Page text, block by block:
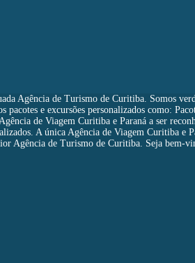
Agência de Turismo de Curitiba. Somos
e excursões personalizados como:
de Viagem Curitiba e Paraná a ser
A única Agência de Viagem Curitiba e
Agência de Turismo de Curitiba. Seja bem-